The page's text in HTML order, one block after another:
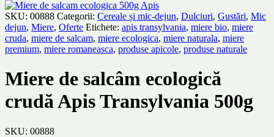
SKU: 00888 Categorii: Cereale și mic-dejun, Dulciuri, Gustări, Mic
dejun, Miere, Oferte Etichete: apis transylvania, miere bio, miere
cruda, miere de salcam, miere ecologica, miere naturala, miere
premium, miere romaneasca, produse apicole, produse naturale
Miere de salcâm ecologică
crudă Apis Transylvania 500g
SKU: 00888